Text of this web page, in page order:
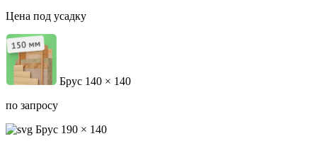
Цена под усадку
Брус 140 × 140
по запросу
Брус 190 × 140